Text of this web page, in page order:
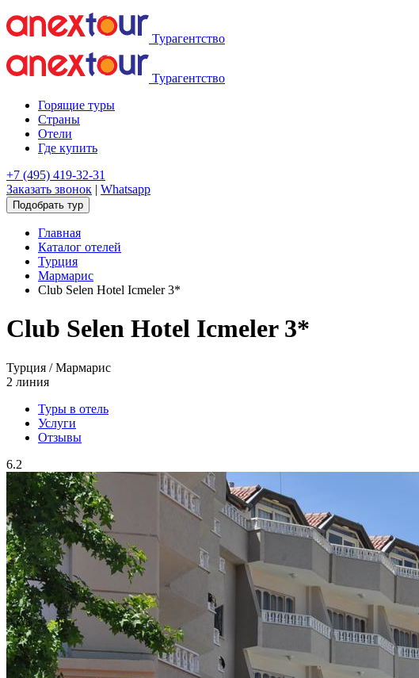
Турагентство
Турагентство
Горящие туры
Страны
Отели
Где купить
+7 (495) 419-32-31
Заказать звонок | Whatsapp
Подобрать тур
Главная
Каталог отелей
Турция
Мармарис
Club Selen Hotel Icmeler 3*
Club Selen Hotel Icmeler 3*
Турция / Мармарис
2 линия
Туры в отель
Услуги
Отзывы
6.2